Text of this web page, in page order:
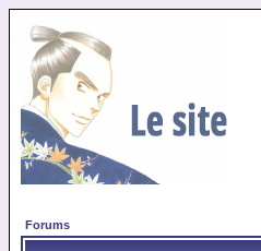
Forums